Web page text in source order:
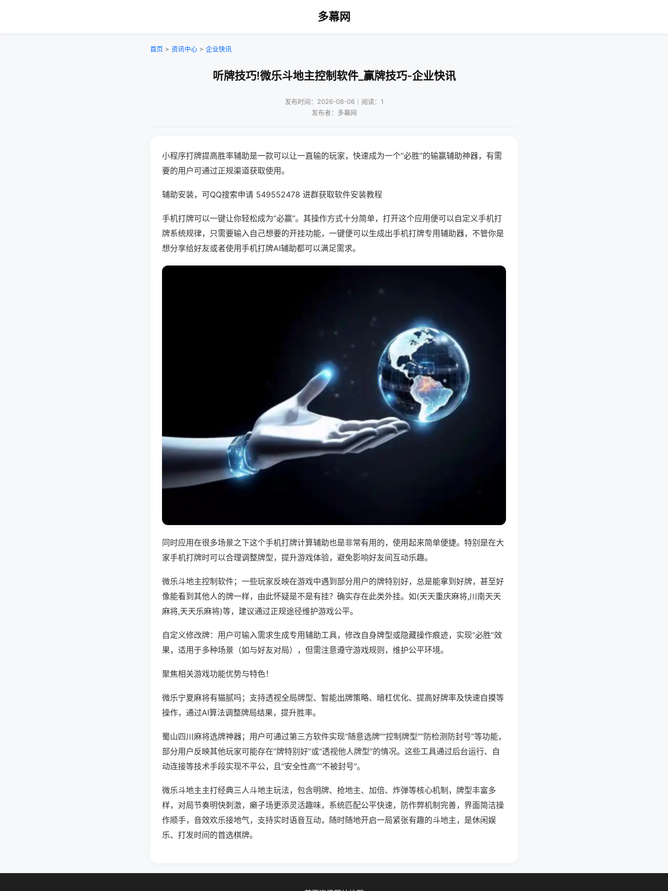
多幕网
首页 > 资讯中心 > 企业快讯
听牌技巧!微乐斗地主控制软件_赢牌技巧-企业快讯
发布时间：2026-08-06｜阅读：1
发布者：多幕网
小程序打牌提高胜率辅助是一款可以让一直输的玩家，快速成为一个“必胜”的输赢辅助神器，有需
要的用户可通过正规渠道获取使用。
辅助安装，可QQ搜索申请 549552478 进群获取软件安装教程
手机打牌可以一键让你轻松成为“必赢”。其操作方式十分简单，打开这个应用便可以自定义手机打
牌系统规律，只需要输入自己想要的开挂功能，一键便可以生成出手机打牌专用辅助器，不管你是
想分享给好友或者使用手机打牌AI辅助都可以满足需求。
同时应用在很多场景之下这个手机打牌计算辅助也是非常有用的，使用起来简单便捷。特别是在大
家手机打牌时可以合理调整牌型，提升游戏体验，避免影响好友间互动乐趣。
微乐斗地主控制软件；一些玩家反映在游戏中遇到部分用户的牌特别好，总是能拿到好牌，甚至好
像能看到其他人的牌一样，由此怀疑是不是有挂？确实存在此类外挂。如(天天重庆麻将,川南天天
麻将,天天乐麻将)等，建议通过正规途径维护游戏公平。
自定义修改牌：用户可输入需求生成专用辅助工具，修改自身牌型或隐藏操作痕迹，实现“必胜”效
果，适用于多种场景（如与好友对局），但需注意遵守游戏规则，维护公平环境。
聚焦相关游戏功能优势与特色！
微乐宁夏麻将有猫腻吗；支持透视全局牌型、智能出牌策略、暗杠优化、提高好牌率及快速自摸等
操作，通过AI算法调整牌局结果，提升胜率。
蜀山四川麻将选牌神器；用户可通过第三方软件实现“随意选牌”“控制牌型”“防检测防封号”等功能，
部分用户反映其他玩家可能存在“牌特别好”或“透视他人牌型”的情况。这些工具通过后台运行、自
动连接等技术手段实现不平公，且“安全性高”“不被封号”。
微乐斗地主主打经典三人斗地主玩法，包含明牌、抢地主、加倍、炸弹等核心机制，牌型丰富多
样，对局节奏明快刺激，癞子场更添灵活趣味，系统匹配公平快速，防作弊机制完善，界面简洁操
作顺手，音效欢乐接地气，支持实时语音互动，随时随地开启一局紧张有趣的斗地主，是休闲娱
乐、打发时间的首选棋牌。